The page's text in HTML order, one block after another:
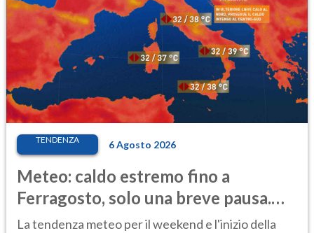
TENDENZA 6 Agosto 2026
Meteo: caldo estremo fino a
Ferragosto, solo una breve pausa.
Ecco dove
La tendenza meteo per il weekend e l'inizio della